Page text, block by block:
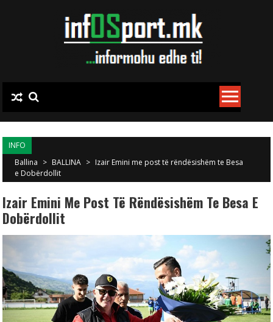
INFO
Ballina > BALLINA > Izair Emini me post të rëndësishëm te Besa
e Dobërdollit
Izair Emini Me Post Të Rëndësishëm Te Besa E
Dobërdollit